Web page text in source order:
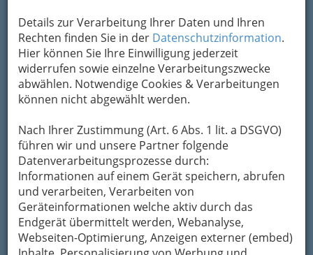
Details zur Verarbeitung Ihrer Daten und Ihren
Rechten finden Sie in der Datenschutzinformation.
Hier können Sie Ihre Einwilligung jederzeit
widerrufen sowie einzelne Verarbeitungszwecke
abwählen. Notwendige Cookies & Verarbeitungen
können nicht abgewählt werden.
Nach Ihrer Zustimmung (Art. 6 Abs. 1 lit. a DSGVO)
führen wir und unsere Partner folgende
Datenverarbeitungsprozesse durch:
Informationen auf einem Gerät speichern, abrufen
und verarbeiten, Verarbeiten von
Geräteinformationen welche aktiv durch das
Endgerät übermittelt werden, Webanalyse,
Webseiten-Optimierung, Anzeigen externer (embed)